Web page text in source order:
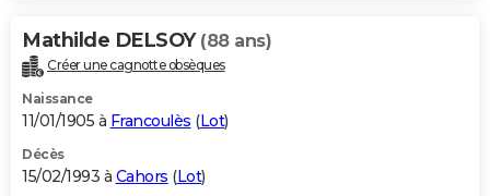
Mathilde DELSOY (88 ans)
Créer une cagnotte obsèques
Naissance
11/01/1905 à Francoulès (Lot)
Décès
15/02/1993 à Cahors (Lot)